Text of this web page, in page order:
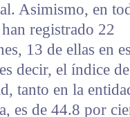
Asimismo, en
han registrado 22
13 de ellas en
decir, el índice de
tanto en la
es de 44.8 por